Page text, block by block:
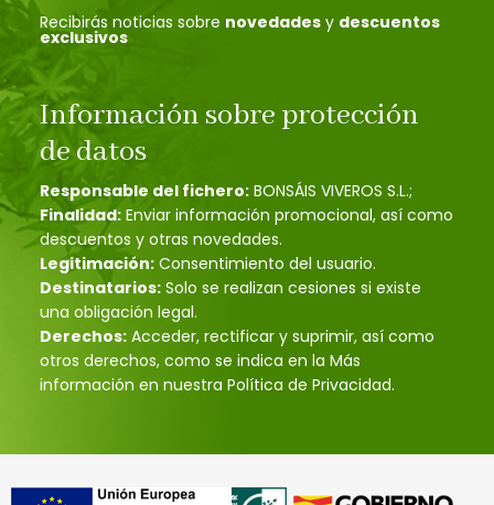
Recibirás noticias sobre novedades y descuentos
exclusivos
Información sobre protección
de datos
Responsable del fichero: BONSÁIS VIVEROS S.L.;
Finalidad: Enviar información promocional, así como
descuentos y otras novedades.
Legitimación: Consentimiento del usuario.
Destinatarios: Solo se realizan cesiones si existe
una obligación legal.
Derechos: Acceder, rectificar y suprimir, así como
otros derechos, como se indica en la Más
información en nuestra Política de Privacidad.